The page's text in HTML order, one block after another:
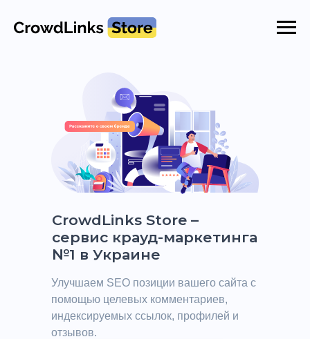
CrowdLinks Store –
сервис крауд-маркетинга
№1 в Украине
Улучшаем SEO позиции вашего сайта с
помощью целевых комментариев,
индексируемых ссылок, профилей и
отзывов.